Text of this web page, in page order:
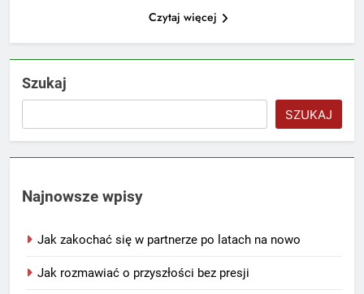
Czytaj więcej
Szukaj
SZUKAJ
Najnowsze wpisy
Jak zakochać się w partnerze po latach na nowo
Jak rozmawiać o przyszłości bez presji